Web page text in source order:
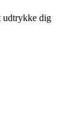
udtrykke dig